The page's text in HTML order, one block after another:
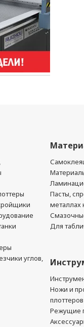
углов,
Пасты,
металлах
Для
Ножи и
плоттеров
Режущие